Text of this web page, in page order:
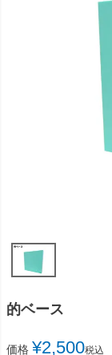
的ベース
価格 ¥2,500税込